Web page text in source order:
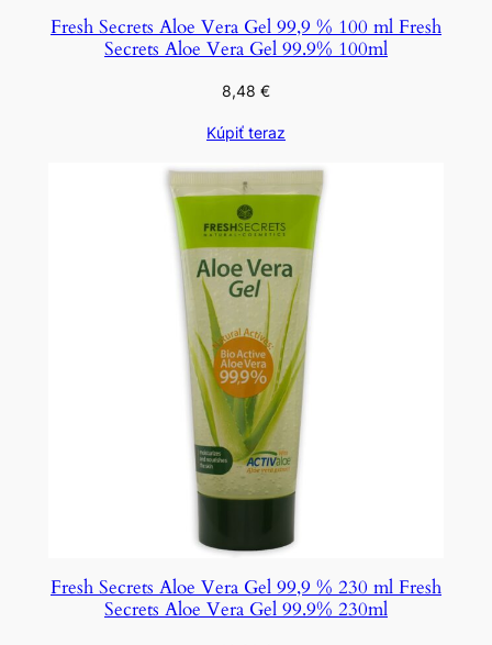
Fresh Secrets Aloe Vera Gel 99,9 % 100 ml Fresh
Secrets Aloe Vera Gel 99.9% 100ml
8,48 €
Kúpiť teraz
Fresh Secrets Aloe Vera Gel 99,9 % 230 ml Fresh
Secrets Aloe Vera Gel 99.9% 230ml